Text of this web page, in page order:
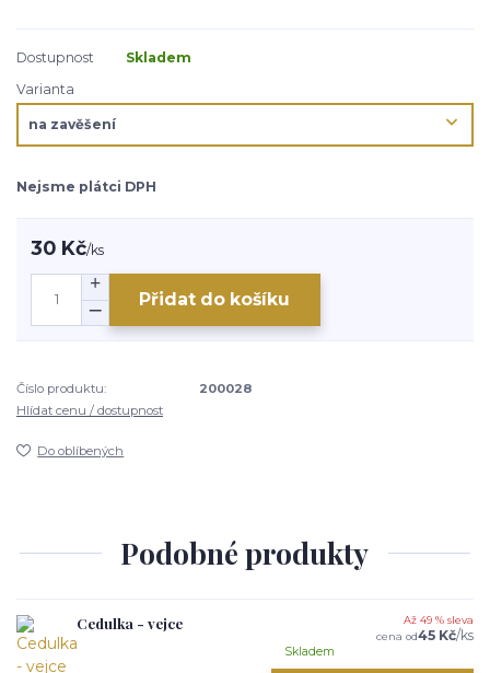
Dostupnost
Skladem
Varianta
Nejsme plátci DPH
30 Kč/ks
Přidat do košíku
Číslo produktu:
200028
Hlídat cenu / dostupnost
Do oblíbených
Podobné produkty
Cedulka - vejce
Až 49 % sleva
cena od45 Kč/ks
Skladem